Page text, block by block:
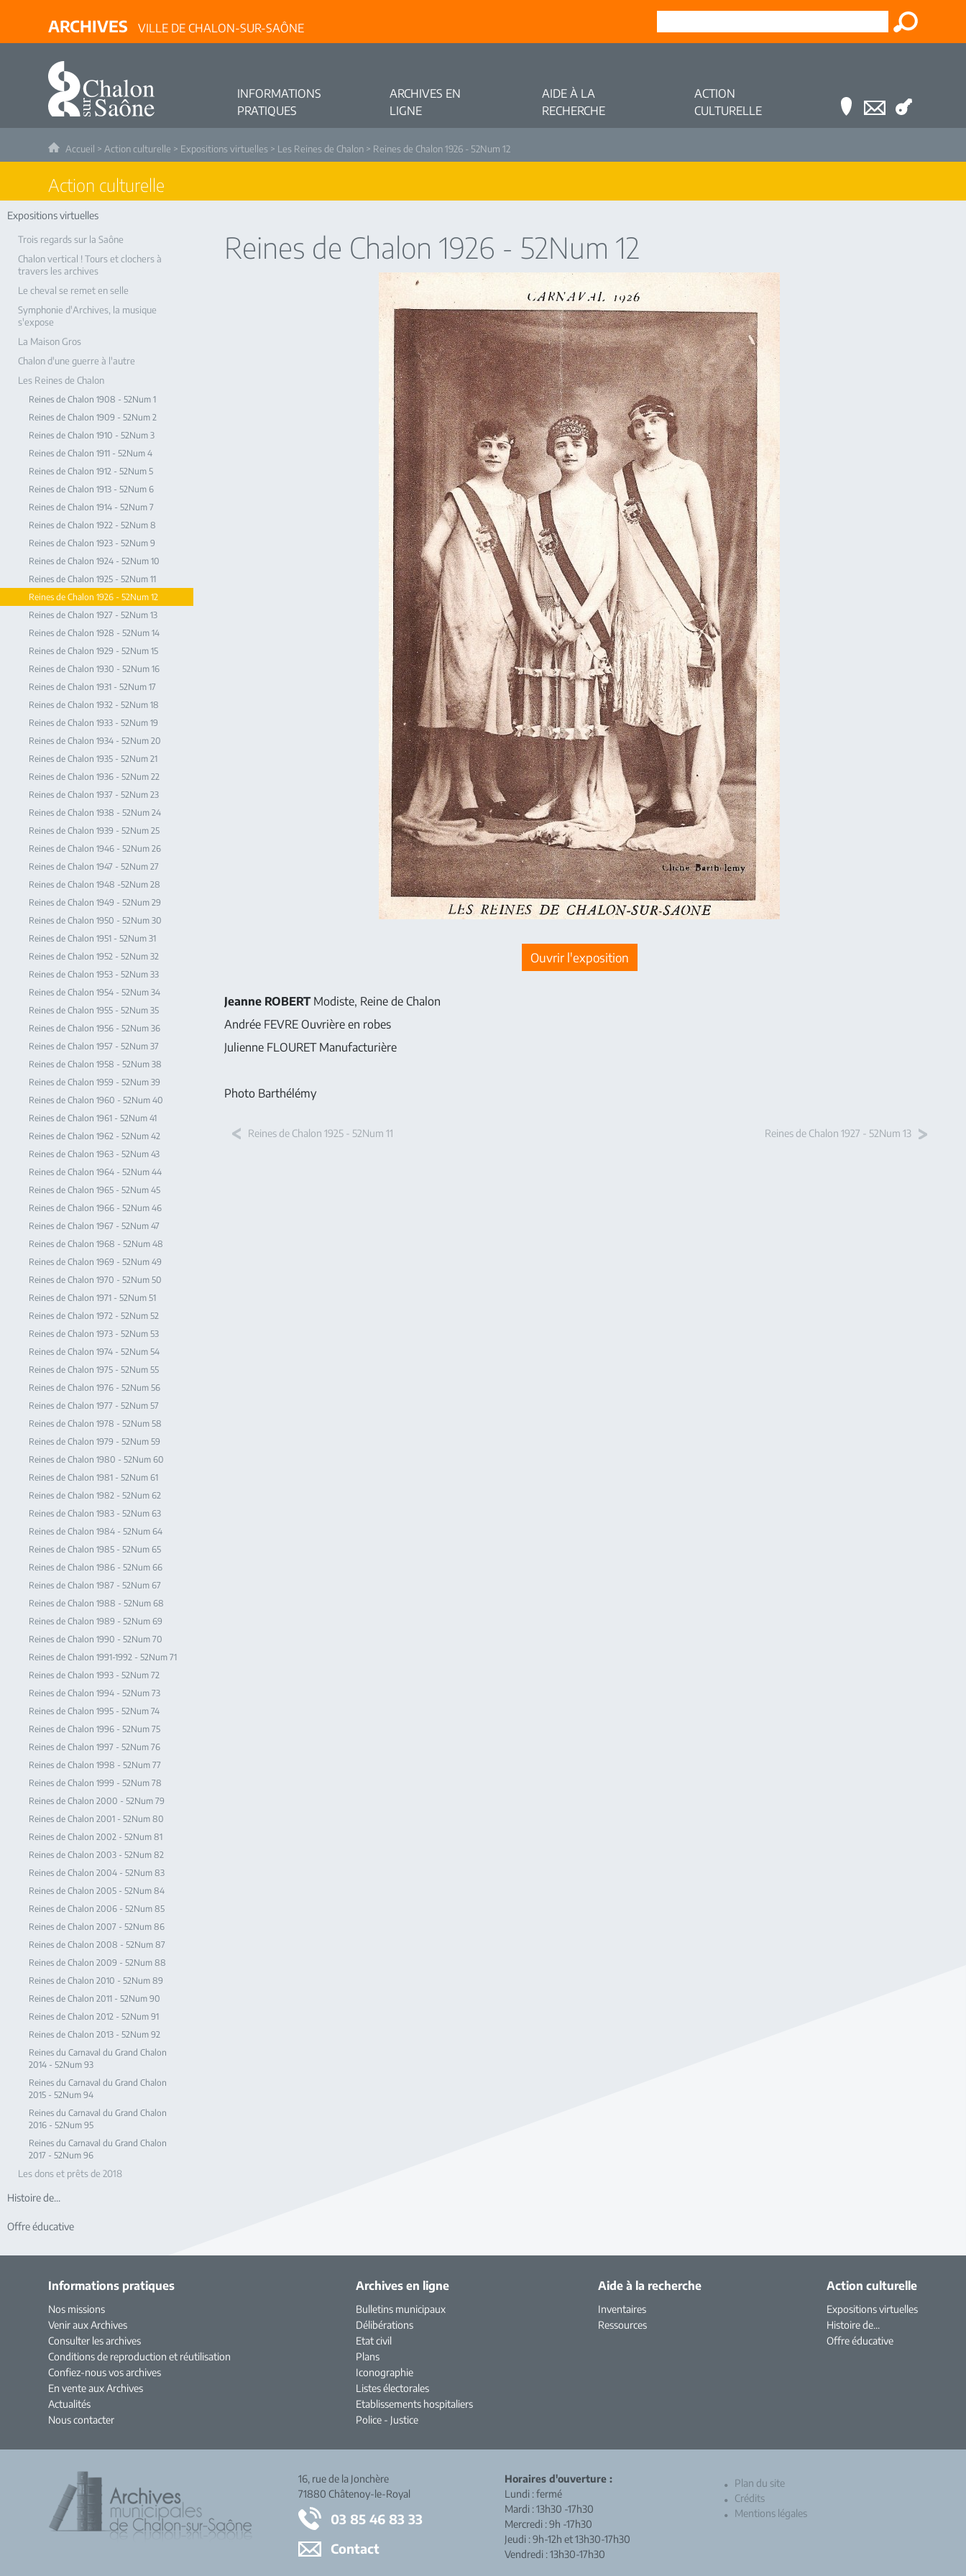
ARCHIVES VILLE DE CHALON-SUR-SAÔNE
INFORMATIONS
PRATIQUES
ARCHIVES EN
LIGNE
AIDE À LA
RECHERCHE
ACTION
CULTURELLE
Accueil > Action culturelle > Expositions virtuelles > Les Reines de Chalon > Reines de Chalon 1926 - 52Num 12
Action culturelle
Expositions virtuelles
Trois regards sur la Saône
Chalon vertical ! Tours et clochers à
travers les archives
Le cheval se remet en selle
Symphonie d'Archives, la musique
s'expose
La Maison Gros
Chalon d'une guerre à l'autre
Les Reines de Chalon
Reines de Chalon 1908 - 52Num 1
Reines de Chalon 1909 - 52Num 2
Reines de Chalon 1910 - 52Num 3
Reines de Chalon 1911 - 52Num 4
Reines de Chalon 1912 - 52Num 5
Reines de Chalon 1913 - 52Num 6
Reines de Chalon 1914 - 52Num 7
Reines de Chalon 1922 - 52Num 8
Reines de Chalon 1923 - 52Num 9
Reines de Chalon 1924 - 52Num 10
Reines de Chalon 1925 - 52Num 11
Reines de Chalon 1926 - 52Num 12
Reines de Chalon 1927 - 52Num 13
Reines de Chalon 1928 - 52Num 14
Reines de Chalon 1929 - 52Num 15
Reines de Chalon 1930 - 52Num 16
Reines de Chalon 1931 - 52Num 17
Reines de Chalon 1932 - 52Num 18
Reines de Chalon 1933 - 52Num 19
Reines de Chalon 1934 - 52Num 20
Reines de Chalon 1935 - 52Num 21
Reines de Chalon 1936 - 52Num 22
Reines de Chalon 1937 - 52Num 23
Reines de Chalon 1938 - 52Num 24
Reines de Chalon 1939 - 52Num 25
Reines de Chalon 1946 - 52Num 26
Reines de Chalon 1947 - 52Num 27
Reines de Chalon 1948 -52Num 28
Reines de Chalon 1949 - 52Num 29
Reines de Chalon 1950 - 52Num 30
Reines de Chalon 1951 - 52Num 31
Reines de Chalon 1952 - 52Num 32
Reines de Chalon 1953 - 52Num 33
Reines de Chalon 1954 - 52Num 34
Reines de Chalon 1955 - 52Num 35
Reines de Chalon 1956 - 52Num 36
Reines de Chalon 1957 - 52Num 37
Reines de Chalon 1958 - 52Num 38
Reines de Chalon 1959 - 52Num 39
Reines de Chalon 1960 - 52Num 40
Reines de Chalon 1961 - 52Num 41
Reines de Chalon 1962 - 52Num 42
Reines de Chalon 1963 - 52Num 43
Reines de Chalon 1964 - 52Num 44
Reines de Chalon 1965 - 52Num 45
Reines de Chalon 1966 - 52Num 46
Reines de Chalon 1967 - 52Num 47
Reines de Chalon 1968 - 52Num 48
Reines de Chalon 1969 - 52Num 49
Reines de Chalon 1970 - 52Num 50
Reines de Chalon 1971 - 52Num 51
Reines de Chalon 1972 - 52Num 52
Reines de Chalon 1973 - 52Num 53
Reines de Chalon 1974 - 52Num 54
Reines de Chalon 1975 - 52Num 55
Reines de Chalon 1976 - 52Num 56
Reines de Chalon 1977 - 52Num 57
Reines de Chalon 1978 - 52Num 58
Reines de Chalon 1979 - 52Num 59
Reines de Chalon 1980 - 52Num 60
Reines de Chalon 1981 - 52Num 61
Reines de Chalon 1982 - 52Num 62
Reines de Chalon 1983 - 52Num 63
Reines de Chalon 1984 - 52Num 64
Reines de Chalon 1985 - 52Num 65
Reines de Chalon 1986 - 52Num 66
Reines de Chalon 1987 - 52Num 67
Reines de Chalon 1988 - 52Num 68
Reines de Chalon 1989 - 52Num 69
Reines de Chalon 1990 - 52Num 70
Reines de Chalon 1991-1992 - 52Num 71
Reines de Chalon 1993 - 52Num 72
Reines de Chalon 1994 - 52Num 73
Reines de Chalon 1995 - 52Num 74
Reines de Chalon 1996 - 52Num 75
Reines de Chalon 1997 - 52Num 76
Reines de Chalon 1998 - 52Num 77
Reines de Chalon 1999 - 52Num 78
Reines de Chalon 2000 - 52Num 79
Reines de Chalon 2001 - 52Num 80
Reines de Chalon 2002 - 52Num 81
Reines de Chalon 2003 - 52Num 82
Reines de Chalon 2004 - 52Num 83
Reines de Chalon 2005 - 52Num 84
Reines de Chalon 2006 - 52Num 85
Reines de Chalon 2007 - 52Num 86
Reines de Chalon 2008 - 52Num 87
Reines de Chalon 2009 - 52Num 88
Reines de Chalon 2010 - 52Num 89
Reines de Chalon 2011 - 52Num 90
Reines de Chalon 2012 - 52Num 91
Reines de Chalon 2013 - 52Num 92
Reines du Carnaval du Grand Chalon
2014 - 52Num 93
Reines du Carnaval du Grand Chalon
2015 - 52Num 94
Reines du Carnaval du Grand Chalon
2016 - 52Num 95
Reines du Carnaval du Grand Chalon
2017 - 52Num 96
Les dons et prêts de 2018
Histoire de...
Offre éducative
Reines de Chalon 1926 - 52Num 12
Ouvrir l'exposition
Jeanne ROBERTModiste, Reine de Chalon
Andrée FEVRE Ouvrière en robes
Julienne FLOURET Manufacturière
Photo Barthélémy
Reines de Chalon 1925 - 52Num 11 Reines de Chalon 1927 - 52Num 13
Informations pratiques
Nos missions
Venir aux Archives
Consulter les archives
Conditions de reproduction et réutilisation
Confiez-nous vos archives
En vente aux Archives
Actualités
Nous contacter
Archives en ligne
Bulletins municipaux
Délibérations
Etat civil
Plans
Iconographie
Listes électorales
Etablissements hospitaliers
Police - Justice
Aide à la recherche
Inventaires
Ressources
Action culturelle
Expositions virtuelles
Histoire de...
Offre éducative
16, rue de la Jonchère
71880 Châtenoy-le-Royal
03 85 46 83 33
Contact
Horaires d'ouverture :
Lundi : fermé
Mardi : 13h30 -17h30
Mercredi : 9h -17h30
Jeudi : 9h-12h et 13h30-17h30
Vendredi : 13h30-17h30
Plan du site
Crédits
Mentions légales